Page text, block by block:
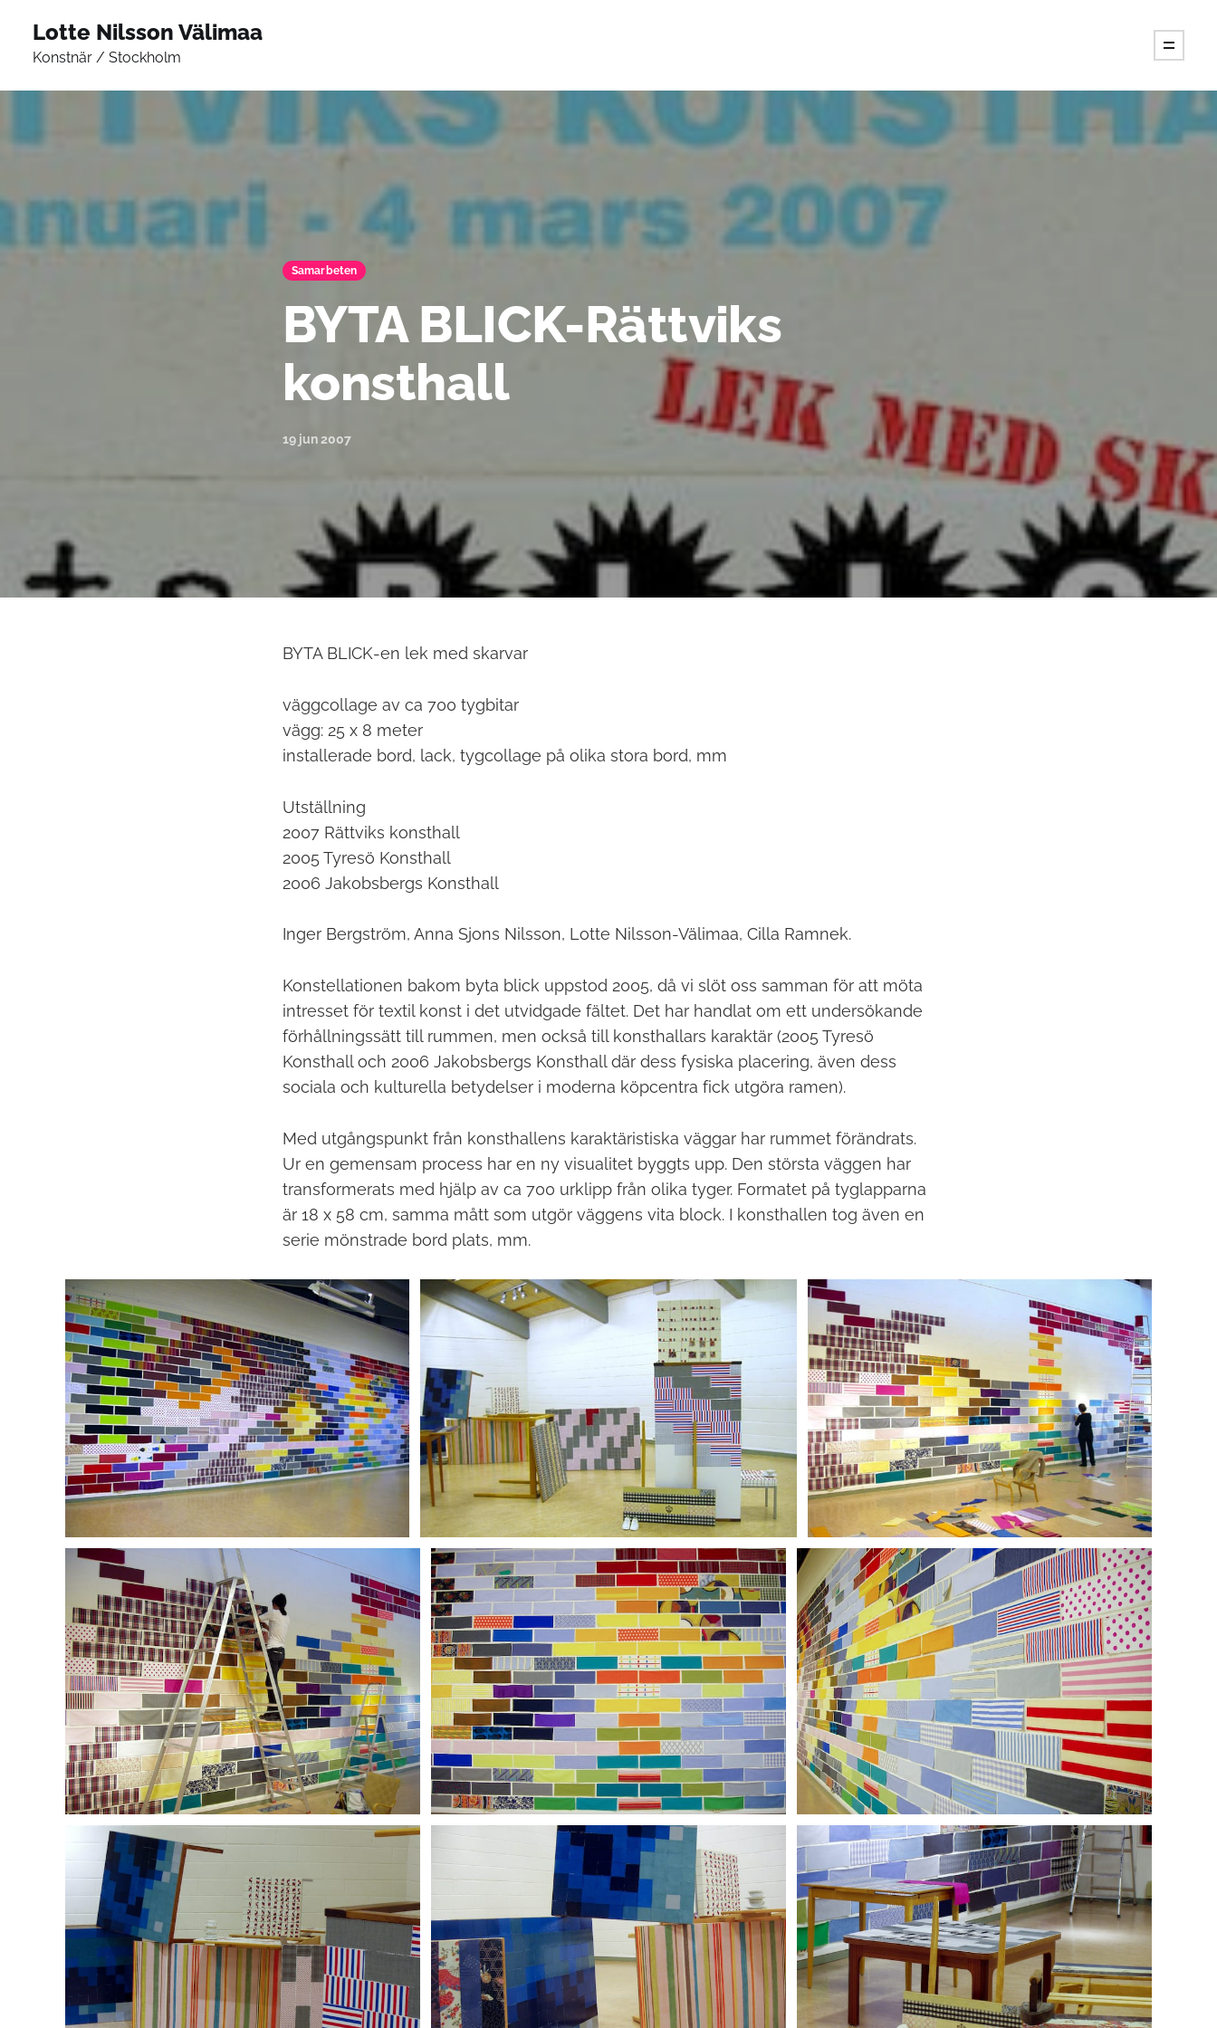
Lotte Nilsson Välimaa
Konstnär / Stockholm
Samarbeten
BYTA BLICK-Rättviks
konsthall
19 jun 2007
BYTA BLICK-en lek med skarvar
väggcollage av ca 700 tygbitar
vägg: 25 x 8 meter
installerade bord, lack, tygcollage på olika stora bord, mm
Utställning
2007 Rättviks konsthall
2005 Tyresö Konsthall
2006 Jakobsbergs Konsthall
Inger Bergström, Anna Sjons Nilsson, Lotte Nilsson-Välimaa, Cilla Ramnek.
Konstellationen bakom byta blick uppstod 2005, då vi slöt oss samman för att möta
intresset för textil konst i det utvidgade fältet. Det har handlat om ett undersökande
förhållningssätt till rummen, men också till konsthallars karaktär (2005 Tyresö
Konsthall och 2006 Jakobsbergs Konsthall där dess fysiska placering, även dess
sociala och kulturella betydelser i moderna köpcentra fick utgöra ramen).
Med utgångspunkt från konsthallens karaktäristiska väggar har rummet förändrats.
Ur en gemensam process har en ny visualitet byggts upp. Den största väggen har
transformerats med hjälp av ca 700 urklipp från olika tyger. Formatet på tyglapparna
är 18 x 58 cm, samma mått som utgör väggens vita block. I konsthallen tog även en
serie mönstrade bord plats, mm.